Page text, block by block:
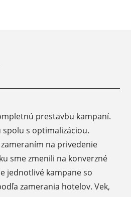
prestavbu kampaní.
s optimalizáciou.
na privedenie
sme zmenili na konverzné
jednotlivé kampane so
zamerania hotelov. Vek,